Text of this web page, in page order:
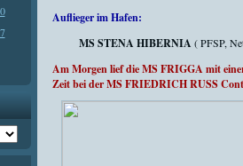
Auflieger im Hafen:
MS STENA HIBERNIA ( PFSP,
Am Morgen lief die MS FRIGGA mit
Zeit bei der MS FRIEDRICH RUSS